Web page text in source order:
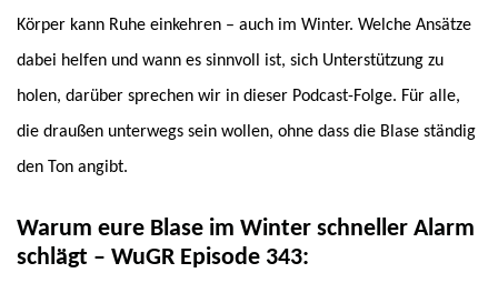
Körper kann Ruhe einkehren – auch im Winter. Welche Ansätze
dabei helfen und wann es sinnvoll ist, sich Unterstützung zu
holen, darüber sprechen wir in dieser Podcast-Folge. Für alle,
die draußen unterwegs sein wollen, ohne dass die Blase ständig
den Ton angibt.
Warum eure Blase im Winter schneller Alarm
schlägt – WuGR Episode 343: